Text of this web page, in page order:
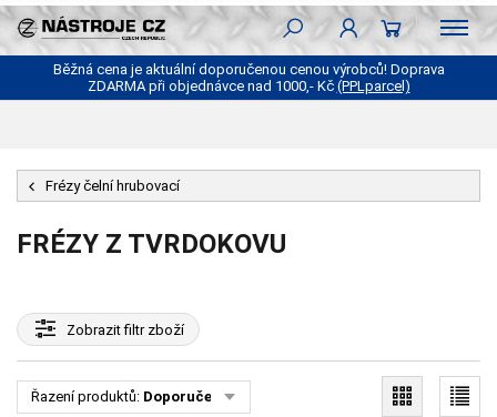
Běžná cena je aktuální doporučenou cenou výrobců! Doprava
ZDARMA při objednávce nad 1000,- Kč (PPLparcel)
Frézy čelní hrubovací
FRÉZY Z TVRDOKOVU
Zobrazitfiltr zboží
Řazení produktů: Doporučené